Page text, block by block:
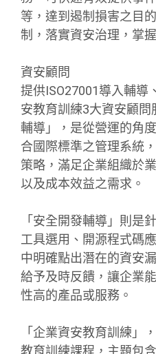
等，達到遏制損害之目
制，落實資安治理，掌
資安顧問
提供ISO27001導入輔導
安教育訓練3大資安顧問
輔導」，是從營運的角
合國際標準之管理系統
策略，滿足企業組織於
以及成本效益之需求。
「安全開發輔導」則是
工具選用、開源程式碼
中明確點出潛在的資安
給予及時反饋，讓企業
性高的產品或服務。
「企業資安教育訓練」
教育訓練課程，主題包